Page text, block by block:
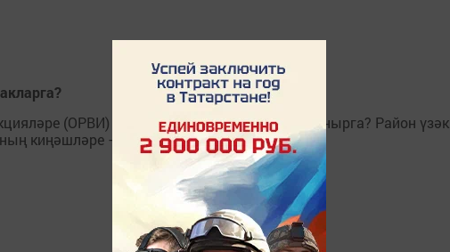
(ОРВИ) башлана. Алардан ничек сакланырга? Район үзәк
киңәшләре – шушы хакта.